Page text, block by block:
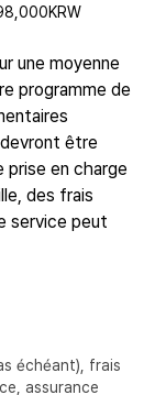
une moyenne
programme de
être
prise en charge
des frais
service peut
échéant), frais
assurance